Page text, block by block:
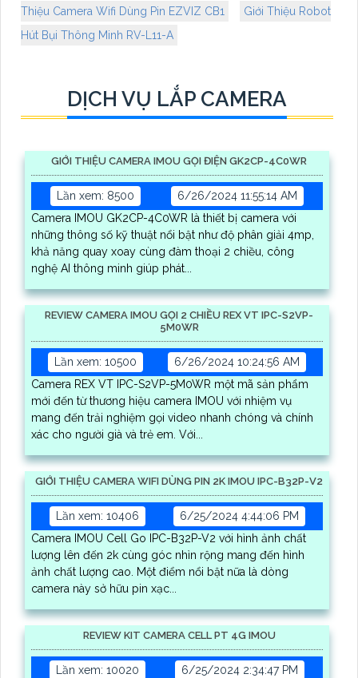
Thiệu Camera Wifi Dùng Pin EZVIZ CB1
Giới Thiệu Robot
Hút Bụi Thông Minh RV-L11-A
DỊCH VỤ LẮP CAMERA
GIỚI THIỆU CAMERA IMOU GỌI ĐIỆN GK2CP-4C0WR
Lần xem: 8500
6/26/2024 11:55:14 AM
Camera IMOU GK2CP-4C0WR là thiết bị camera với
những thông số kỹ thuật nổi bật như độ phân giải 4mp,
khả năng quay xoay cùng đàm thoại 2 chiều, công
nghệ AI thông minh giúp phát...
REVIEW CAMERA IMOU GỌI 2 CHIỀU REX VT IPC-S2VP-
5M0WR
Lần xem: 10500
6/26/2024 10:24:56 AM
Camera REX VT IPC-S2VP-5M0WR một mã sản phẩm
mới đến từ thương hiệu camera IMOU với nhiệm vụ
mang đến trải nghiệm gọi video nhanh chóng và chính
xác cho người già và trẻ em. Với...
GIỚI THIỆU CAMERA WIFI DÙNG PIN 2K IMOU IPC-B32P-V2
Lần xem: 10406
6/25/2024 4:44:06 PM
Camera IMOU Cell Go IPC-B32P-V2 với hình ảnh chất
lượng lên đến 2k cùng góc nhìn rộng mang đến hình
ảnh chất lượng cao. Một điểm nổi bật nữa là dòng
camera này sở hữu pin xạc...
REVIEW KIT CAMERA CELL PT 4G IMOU
Lần xem: 10020
6/25/2024 2:34:47 PM